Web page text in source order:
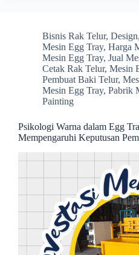
Bisnis Rak Telur, Design,
Mesin Egg Tray, Harga
Mesin Egg Tray, Jual
Cetak Rak Telur, Mesin
Pembuat Baki Telur,
Mesin Egg Tray, Pabrik
Painting
Psikologi Warna dalam Egg
Mempengaruhi Keputusan